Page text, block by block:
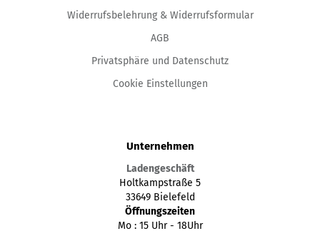
Widerrufsbelehrung & Widerrufsformular
AGB
Privatsphäre und Datenschutz
Cookie Einstellungen
Unternehmen
Ladengeschäft
Holtkampstraße 5
33649 Bielefeld
Öffnungszeiten
Mo : 15 Uhr - 18Uhr